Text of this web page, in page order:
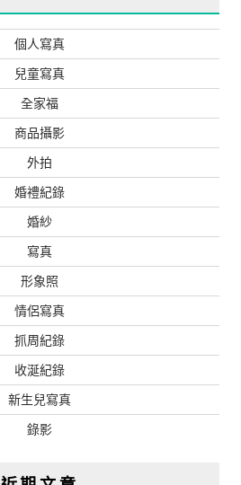
個人寫真
兒童寫真
全家福
商品攝影
外拍
婚禮紀錄
婚紗
寫真
形象照
情侶寫真
抓周紀錄
收涎紀錄
新生兒寫真
錄影